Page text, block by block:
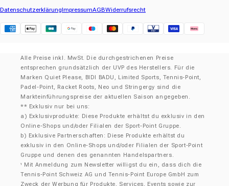
DatenschutzerklärungImpressumAGBWiderrufsrecht
Alle Preise inkl. MwSt. Die durchgestrichenen Preise
entsprechen grundsätzlich der UVP des Herstellers. Für die
Marken Quiet Please, BIDI BADU, Limited Sports, Tennis-Point,
Padel-Point, Racket Roots, Neo und Stringergy sind die
Markteinführungspreise der aktuellen Saison angegeben.
** Exklusiv nur bei uns:
a) Exklusivprodukte: Diese Produkte erhältst du exklusiv in den
Online-Shops und/oder Filialen der Sport-Point Gruppe.
b) Exklusive Partnerschaften: Diese Produkte erhältst du
exklusiv in den Online-Shops und/oder Filialen der Sport-Point
Gruppe und denen des genannten Handelspartners.
¹ Mit Anmeldung zum Newsletter willigst du ein, dass dich die
Tennis-Point Schweiz AG und Tennis-Point Europe GmbH zum
Zweck der Werbung für Produkte, Services, Events sowie zur